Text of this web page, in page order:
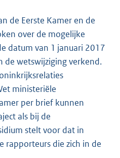
de Eerste Kamer en de
over de mogelijke
datum van 1 januari 2017
de wetswijziging verkend.
ministeriële
per brief kunnen
als bij de
stelt voor dat in
rapporteurs die zich in de